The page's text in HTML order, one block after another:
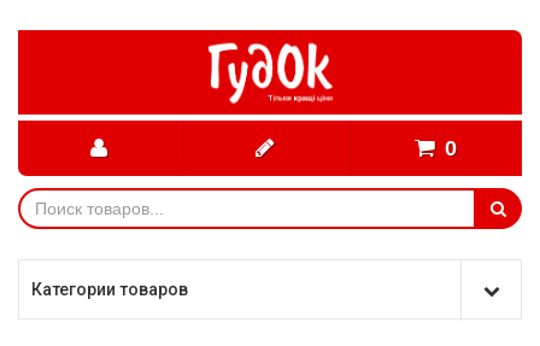
0
Категории товаров